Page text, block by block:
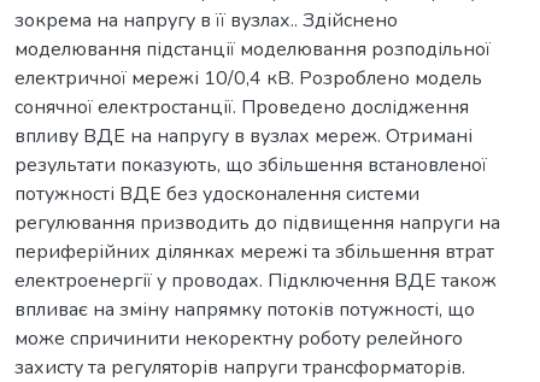
зокрема на напругу в її вузлах.. Здійснено
моделювання підстанції моделювання розподільної
електричної мережі 10/0,4 кВ. Розроблено модель
сонячної електростанції. Проведено дослідження
впливу ВДЕ на напругу в вузлах мереж. Отримані
результати показують, що збільшення встановленої
потужності ВДЕ без удосконалення системи
регулювання призводить до підвищення напруги на
периферійних ділянках мережі та збільшення втрат
електроенергії у проводах. Підключення ВДЕ також
впливає на зміну напрямку потоків потужності, що
може спричинити некоректну роботу релейного
захисту та регуляторів напруги трансформаторів.